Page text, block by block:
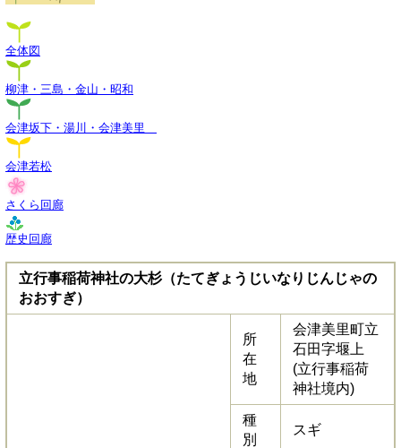
全体図
柳津・三島・金山・昭和
会津坂下・湯川・会津美里
会津若松
さくら回廊
歴史回廊
立行事稲荷神社の大杉（たてぎょうじいなりじんじゃの
おおすぎ）
所
在
地
会津美里町立
石田字堰上
(立行事稲荷
神社境内)
種
別
スギ